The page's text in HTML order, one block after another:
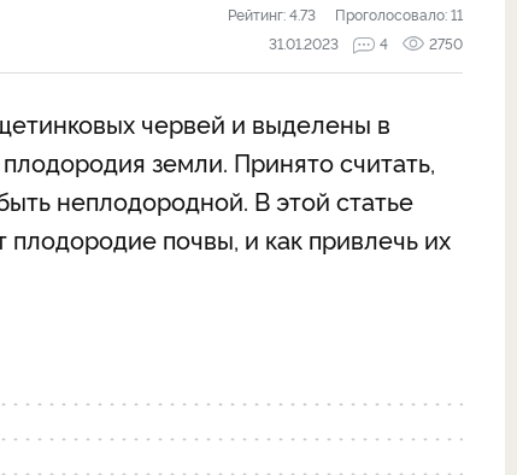
Рейтинг:4.73 Проголосовало:11
31.01.2023
4 2750
червей и выделены в
земли. Принято считать,
неплодородной. В этой статье
почвы, и как привлечь их